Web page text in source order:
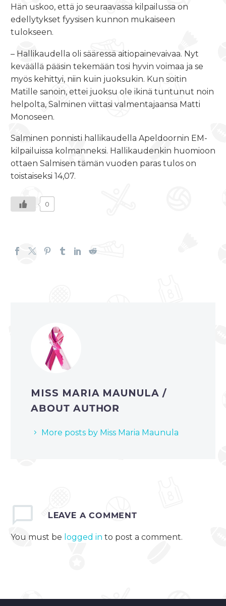
Hän uskoo, että jo seuraavassa kilpailussa on
edellytykset fyysisen kunnon mukaiseen
tulokseen.
– Hallikaudella oli sääressä aitiopainevaivaa. Nyt
keväällä pääsin tekemään tosi hyvin voimaa ja se
myös kehittyi, niin kuin juoksukin. Kun soitin
Matille sanoin, ettei juoksu ole ikinä tuntunut noin
helpolta, Salminen viittasi valmentajaansa Matti
Monoseen.
Salminen ponnisti hallikaudella Apeldoornin EM-
kilpailuissa kolmanneksi. Hallikaudenkin huomioon
ottaen Salmisen tämän vuoden paras tulos on
toistaiseksi 14,07.
0
MISS MARIA MAUNULA/
ABOUT AUTHOR
More posts by Miss Maria Maunula
LEAVE A COMMENT
You must be logged in to post a comment.